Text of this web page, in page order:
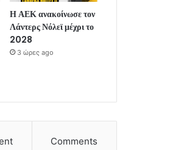
Η ΑΕΚ ανακοίνωσε τον
Λάντερς Νόλεϊ μέχρι το
2028
3 ώρες ago
Comments